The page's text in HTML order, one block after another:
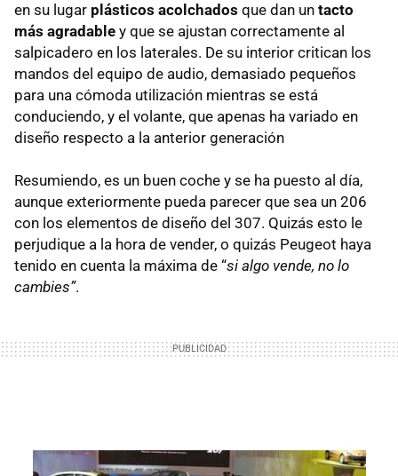
en su lugar plásticos acolchados que dan un tacto
más agradable y que se ajustan correctamente al
salpicadero en los laterales. De su interior critican los
mandos del equipo de audio, demasiado pequeños
para una cómoda utilización mientras se está
conduciendo, y el volante, que apenas ha variado en
diseño respecto a la anterior generación
Resumiendo, es un buen coche y se ha puesto al día,
aunque exteriormente pueda parecer que sea un 206
con los elementos de diseño del 307. Quizás esto le
perjudique a la hora de vender, o quizás Peugeot haya
tenido en cuenta la máxima de “si algo vende, no lo
cambies”.